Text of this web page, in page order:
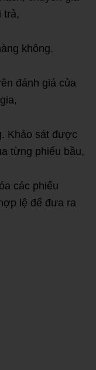
trả,
không.
đánh giá của
Khảo sát được
từng phiếu bầu,
các phiếu
lệ để đưa ra